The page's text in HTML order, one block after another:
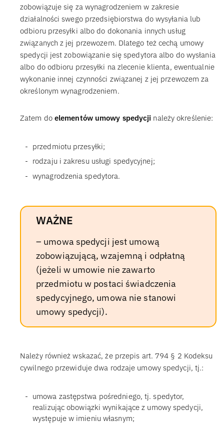
zobowiązuje się za wynagrodzeniem w zakresie
działalności swego przedsiębiorstwa do wysyłania lub
odbioru przesyłki albo do dokonania innych usług
związanych z jej przewozem. Dlatego też cechą umowy
spedycji jest zobowiązanie się spedytora albo do wysłania
albo do odbioru przesyłki na zlecenie klienta, ewentualnie
wykonanie innej czynności związanej z jej przewozem za
określonym wynagrodzeniem.
Zatem do elementów umowy spedycji należy określenie:
przedmiotu przesyłki;
rodzaju i zakresu usługi spedycyjnej;
wynagrodzenia spedytora.
WAŻNE
– umowa spedycji jest umową
zobowiązującą, wzajemną i odpłatną
(jeżeli w umowie nie zawarto
przedmiotu w postaci świadczenia
spedycyjnego, umowa nie stanowi
umowy spedycji).
Należy również wskazać, że przepis art. 794 § 2 Kodeksu
cywilnego przewiduje dwa rodzaje umowy spedycji, tj.:
umowa zastępstwa pośredniego, tj. spedytor,
realizując obowiązki wynikające z umowy spedycji,
występuje w imieniu własnym;